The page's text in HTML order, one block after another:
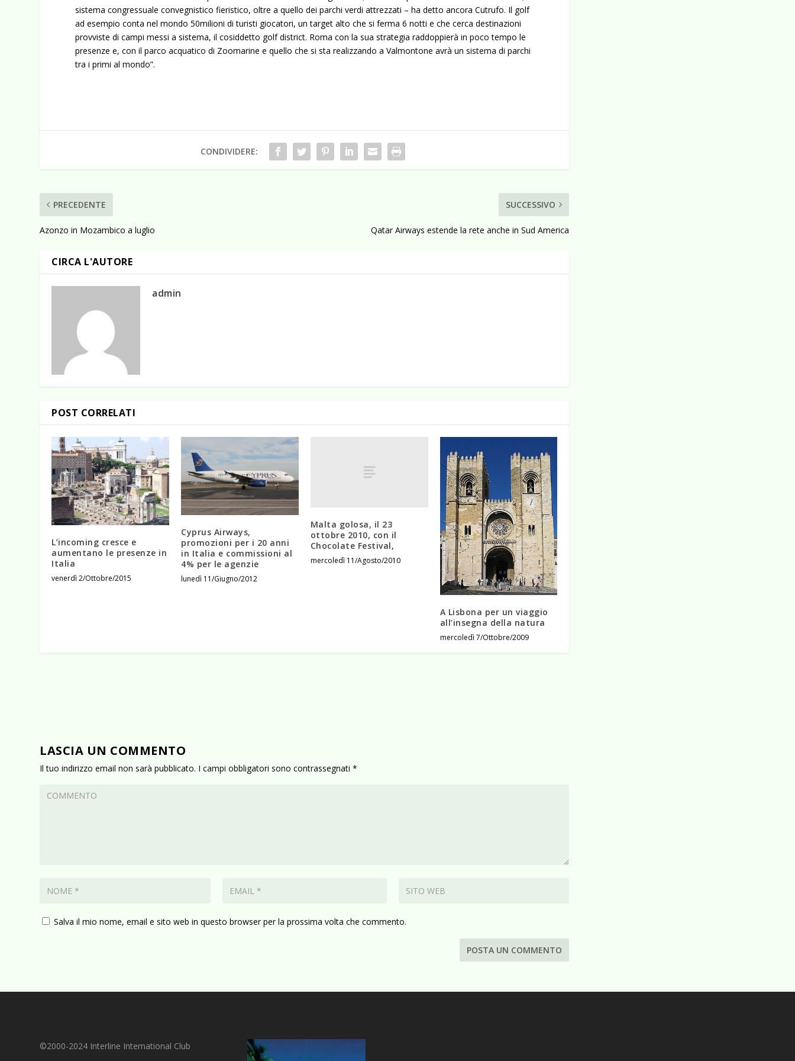
sistema congressuale convegnistico fieristico, oltre a quello dei parchi verdi attrezzati – ha detto ancora Cutrufo. Il golf
ad esempio conta nel mondo 50milioni di turisti giocatori, un target alto che si ferma 6 notti e che cerca destinazioni
provviste di campi messi a sistema, il cosiddetto golf district. Roma con la sua strategia raddoppierà in poco tempo le
presenze e, con il parco acquatico di Zoomarine e quello che si sta realizzando a Valmontone avrà un sistema di parchi
tra i primi al mondo”.
CONDIVIDERE:
PRECEDENTE
Azonzo in Mozambico a luglio
SUCCESSIVO
Qatar Airways estende la rete anche in Sud America
CIRCA L'AUTORE
admin
POST CORRELATI
L’incoming cresce e
aumentano le presenze in
Italia
venerdì 2/Ottobre/2015
Cyprus Airways,
promozioni per i 20 anni
in Italia e commissioni al
4% per le agenzie
lunedì 11/Giugno/2012
Malta golosa, il 23
ottobre 2010, con il
Chocolate Festival,
mercoledì 11/Agosto/2010
A Lisbona per un viaggio
all’insegna della natura
mercoledì 7/Ottobre/2009
LASCIA UN COMMENTO
Il tuo indirizzo email non sarà pubblicato. I campi obbligatori sono contrassegnati*
Salva il mio nome, email e sito web in questo browser per la prossima volta che commento.
©2000-2024 Interline International Club